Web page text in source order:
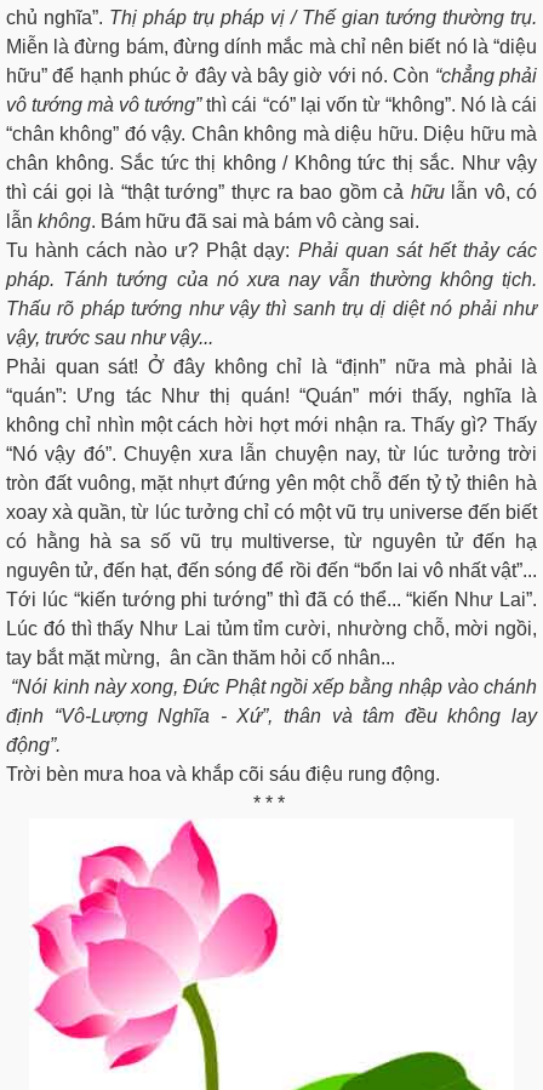
chủ nghĩa”. Thị pháp trụ pháp vị / Thế gian tướng thường trụ.
Miễn là đừng bám, đừng dính mắc mà chỉ nên biết nó là “diệu
hữu” để hạnh phúc ở đây và bây giờ với nó. Còn “chẳng phải
vô tướng mà vô tướng”thì cái “có” lại vốn từ “không”. Nó là cái
“chân không” đó vậy. Chân không mà diệu hữu. Diệu hữu mà
chân không. Sắc tức thị không / Không tức thị sắc. Như vậy
thì cái gọi là “thật tướng” thực ra bao gồm cả hữulẫn vô, có
lẫn không. Bám hữu đã sai mà bám vô càng sai.
Tu hành cách nào ư? Phật dạy: Phải quan sát hết thảy các
pháp. Tánh tướng của nó xưa nay vẫn thường không tịch.
Thấu rõ pháp tướng như vậy thì sanh trụ dị diệt nó phải như
vậy, trước sau như vậy...
Phải quan sát! Ở đây không chỉ là “định” nữa mà phải là
“quán”: Ưng tác Như thị quán! “Quán” mới thấy, nghĩa là
không chỉ nhìn một cách hời hợt mới nhận ra. Thấy gì? Thấy
“Nó vậy đó”. Chuyện xưa lẫn chuyện nay, từ lúc tưởng trời
tròn đất vuông, mặt nhựt đứng yên một chỗ đến tỷ tỷ thiên hà
xoay xà quần, từ lúc tưởng chỉ có một vũ trụ universe đến biết
có hằng hà sa số vũ trụ multiverse, từ nguyên tử đến hạ
nguyên tử, đến hạt, đến sóng để rồi đến “bổn lai vô nhất vật”...
Tới lúc “kiến tướng phi tướng” thì đã có thể... “kiến Như Lai”.
Lúc đó thì thấy Như Lai tủm tỉm cười, nhường chỗ, mời ngồi,
tay bắt mặt mừng, ân cần thăm hỏi cố nhân...
“Nói kinh này xong, Đức Phật ngồi xếp bằng nhập vào chánh
định “Vô-Lượng Nghĩa - Xứ”, thân và tâm đều không lay
động”.
Trời bèn mưa hoa và khắp cõi sáu điệu rung động.
* * *